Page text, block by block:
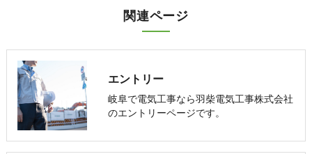
関連ページ
エントリー
岐阜で電気工事なら羽柴電気工事株式会社
のエントリーページです。